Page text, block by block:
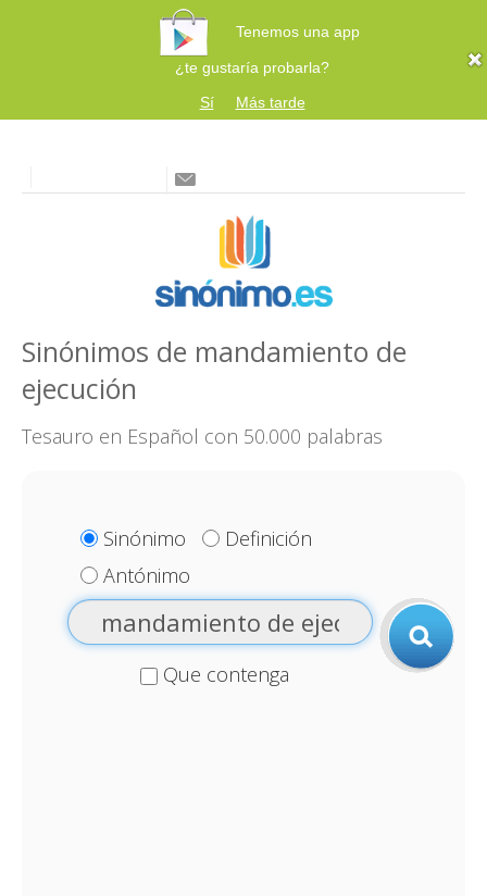
Tenemos una app
¿te gustaría probarla?
Sí
Más tarde
Sinónimos de mandamiento de
ejecución
Tesauro en Español con 50.000 palabras
Sinónimo
Definición
Antónimo
Que contenga